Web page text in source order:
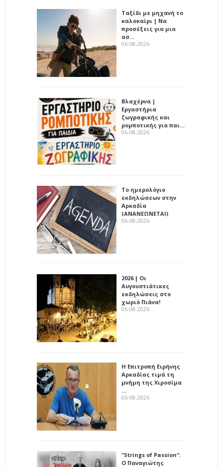
Ταξίδι με μηχανή το
καλοκαίρι | Να
προσέξεις για μια
ασ…
06-08-2026
Βλαχέρνα |
Εργαστήρια
ζωγραφικής και
ρομποτικής για παι…
06-08-2026
Το ημερολόγιο
εκδηλώσεων στην
Αρκαδία
(ΑΝΑΝΕΩΝΕΤΑΙ)
06-08-2026
2026 | Οι
Αυγουστιάτικες
εκδηλώσεις στο
χωριό Πιάνα!
06-08-2026
Η Επιτροπή Ειρήνης
Αρκαδίας τιμά τη
μνήμη της Χιροσίμα
…
06-08-2026
"Strings of Passion":
Ο Παναγιώτης